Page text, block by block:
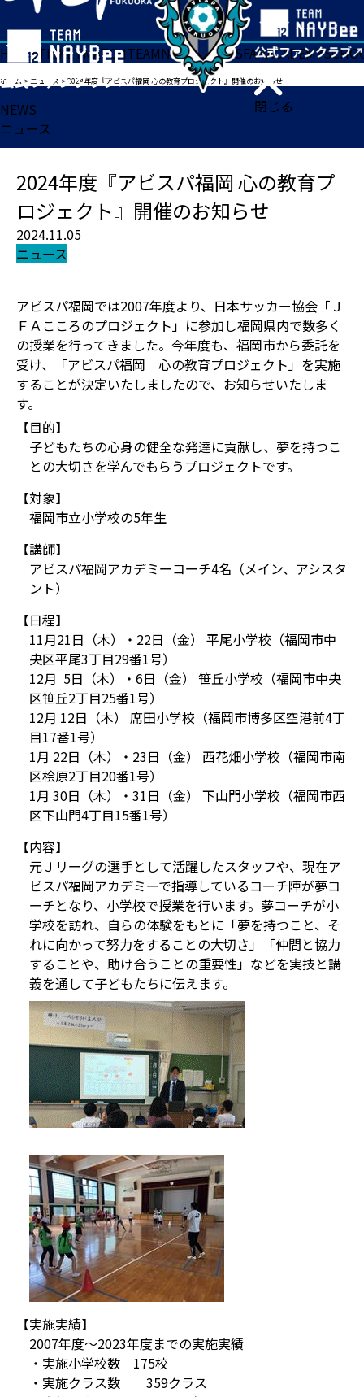
閉じる
HOMETICKETMATCHTEAMNEWSGOODSFANACADEMY
ホーム >ニュース >2024年度『アビスパ福岡 心の教育プロジェクト』開催のお知らせ
NEWS
ニュース
2024年度『アビスパ福岡 心の教育プ
ロジェクト』開催のお知らせ
2024.11.05
ニュース
アビスパ福岡では2007年度より、日本サッカー協会「Ｊ
ＦＡこころのプロジェクト」に参加し福岡県内で数多く
の授業を行ってきました。今年度も、福岡市から委託を
受け、「アビスパ福岡 心の教育プロジェクト」を実施
することが決定いたしましたので、お知らせいたしま
す。
【目的】
子どもたちの心身の健全な発達に貢献し、夢を持つこ
との大切さを学んでもらうプロジェクトです。
【対象】
福岡市立小学校の5年生
【講師】
アビスパ福岡アカデミーコーチ4名（メイン、アシスタ
ント）
【日程】
11月21日（木）・22日（金） 平尾小学校（福岡市中
央区平尾3丁目29番1号）
12月 5日（木）・6日（金） 笹丘小学校（福岡市中央
区笹丘2丁目25番1号）
12月 12日（木） 席田小学校（福岡市博多区空港前4丁
目17番1号）
1月 22日（木）・23日（金） 西花畑小学校（福岡市南
区桧原2丁目20番1号）
1月 30日（木）・31日（金） 下山門小学校（福岡市西
区下山門4丁目15番1号）
【内容】
元Ｊリーグの選手として活躍したスタッフや、現在ア
ビスパ福岡アカデミーで指導しているコーチ陣が夢コ
ーチとなり、小学校で授業を行います。夢コーチが小
学校を訪れ、自らの体験をもとに「夢を持つこと、そ
れに向かって努力をすることの大切さ」「仲間と協力
することや、助け合うことの重要性」などを実技と講
義を通して子どもたちに伝えます。
【実施実績】
2007年度〜2023年度までの実施実績
・実施小学校数 175校
・実施クラス数 359クラス